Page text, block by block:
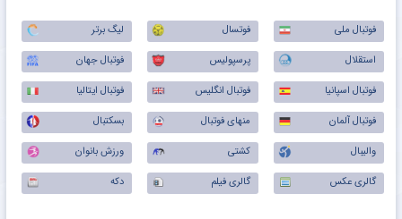
فوتبال ملی فوتسال
لیگ برتر
استقلال
پرسپولیس
فوتبال جهان
فوتبال اسپانیا
فوتبال انگلیس
فوتبال ایتالیا
فوتبال آلمان
منهای فوتبال
بسکتبال
والیبال
کشتی
ورزش بانوان
گالری عکس
گالری فیلم دکه